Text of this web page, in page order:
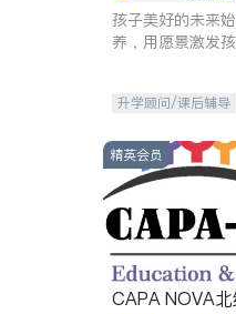
孩子美好的未来
养，用愿景激发
升学顾问/课后辅导
精英会员
CAPA NOVA